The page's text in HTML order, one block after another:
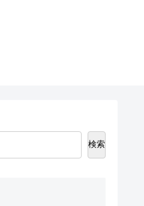
検索